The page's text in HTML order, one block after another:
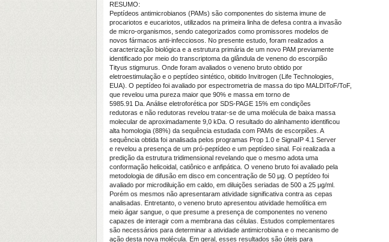
RESUMO:
Peptídeos antimicrobianos (PAMs) são componentes do sistema imune de
procariotos e eucariotos, utilizados na primeira linha de defesa contra a invasão
de micro-organismos, sendo categorizados como promissores modelos de
novos fármacos anti-infecciosos. No presente estudo, foram realizados a
caracterização biológica e a estrutura primária de um novo PAM previamente
identificado por meio do transcriptoma da glândula de veneno do escorpião
Tityus stigmurus. Onde foram avaliados o veneno bruto obtido por
eletroestimulação e o peptídeo sintético, obitido Invitrogen (Life Technologies,
EUA). O peptídeo foi avaliado por espectrometria de massa do tipo MALDIToF/ToF,
que revelou uma pureza maior que 90% e massa em torno de
5985.91 Da. Análise eletroforética por SDS-PAGE 15% em condições
redutoras e não redutoras revelou tratar-se de uma molécula de baixa massa
molecular de aproximadamente 9,0 kDa. O resultado do alinhamento identificou
alta homologia (88%) da sequência estudada com PAMs de escorpiões. A
sequência obtida foi analisada pelos programas Prop 1.0 e SignaIP 4.1 Server
e revelou a presença de um pró-peptídeo e um peptídeo sinal. Foi realizada a
predição da estrutura tridimensional revelando que o mesmo adota uma
conformação helicoidal, catiônico e anfipática. O veneno bruto foi avaliado pela
metodologia de difusão em disco em concentração de 50 μg. O peptídeo foi
avaliado por microdiluição em caldo, em diluições seriadas de 500 a 25 μg/ml.
Porém os mesmos não apresentaram atividade significativa contra as cepas
analisadas. Entretanto, o veneno bruto apresentou atividade hemolítica em
meio ágar sangue, o que presume a presença de componentes no veneno
capazes de interagir com a membrana das células. Estudos complementares
são necessários para determinar a atividade antimicrobiana e o mecanismo de
ação desta nova molécula. Em geral, esses resultados são úteis para